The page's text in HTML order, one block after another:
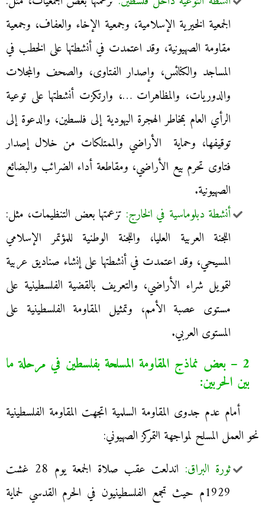
الجمعية الخيرية الإسلامية، وجمعية الإخاء والعفاف، وجمعية
مقاومة الصهيونية، وقد اعتمدت في أنشطتها على الخطب في
المساجد والكنائس، وإصدار الفتاوى، والصحف والمجلات
والدوريات، والمظاهرات …، وارتكزت أنشطتها على توعية
الرأي العام بمخاطر الهجرة اليهودية إلى فلسطين، والدعوة إلى
توقيفها، وحماية الأراضي والممتلكات من خلال إصدار
فتاوى تحرم بيع الأراضي، ومقاطعة أداء الضرائب والبضائع
الصهيونية.
أنشطة دبلوماسية في الخارج: تزعمتها بعض التنظيمات، مثل:
اللجنة العربية العليا، واللجنة الوطنية للمؤتمر الإسلامي
المسيحي، وقد اعتمدت في أنشطتها على إنشاء صناديق عربية
لتمويل شراء الأراضي، والتعريف بالقضية الفلسطينية على
مستوى عصبة الأمم، وتمثيل المقاومة الفلسطينية على
المستوى العربي.
2 – بعض نماذج المقاومة المسلحة بفلسطين في مرحلة ما
بين الحربين:
أمام عدم جدوى المقاومة السلمية اتجهت المقاومة الفلسطينية
نحو العمل المسلح لمواجهة التمركز الصهيوني:
ثورة البراق:
اندلعت عقب صلاة الجمعة يوم 28 غشت
1929م حيث تجمع الفلسطينيون في الحرم القدسي لحماية